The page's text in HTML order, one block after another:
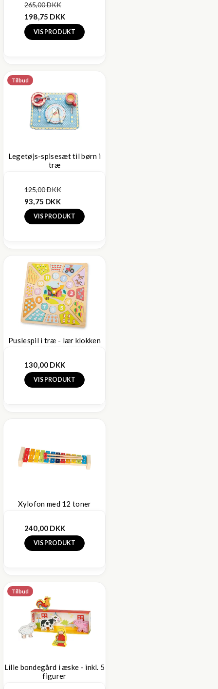
265,00 DKK
198,75 DKK
VIS PRODUKT
Tilbud
Legetøjs-spisesæt til børn i
træ
125,00 DKK
93,75 DKK
VIS PRODUKT
Puslespil i træ - lær klokken
130,00 DKK
VIS PRODUKT
Xylofon med 12 toner
240,00 DKK
VIS PRODUKT
Tilbud
Lille bondegård i æske - inkl. 5
figurer